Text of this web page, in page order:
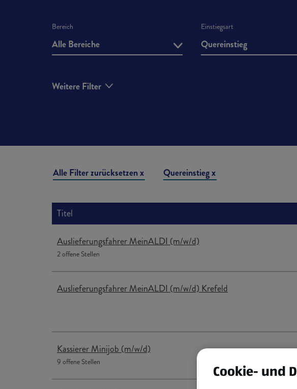
Bereich
Alle Bereiche
Einstiegsart
Quereinstieg
Weitere Filter
Liste der Stellenangebote
Alle Filter zurücksetzen Quereinstieg
Titel
Auslieferungsfahrer MeinALDI (m/w/d)
2 offene Stellen
Auslieferungsfahrer MeinALDI (m/w/d) Krefeld
Kassierer Minijob (m/w/d)
9 offene Stellen
Cookie- und